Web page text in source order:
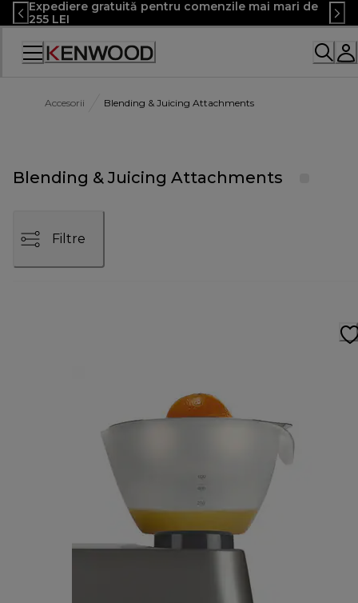
Skip
to
Content
Expediere gratuită pentru comenzile mai mari de
255 LEI
Declarație
accesibilitate
Accesorii Blending & Juicing Attachments
Blending & Juicing Attachments
Filtre